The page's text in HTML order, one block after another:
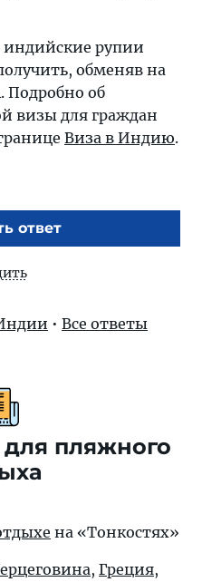
индийские рупии
обменяв на
Подробно об
визы для граждан
Виза в Индию.
ответ
• Все ответы
пляжного
на «Тонкостях»
, Греция,